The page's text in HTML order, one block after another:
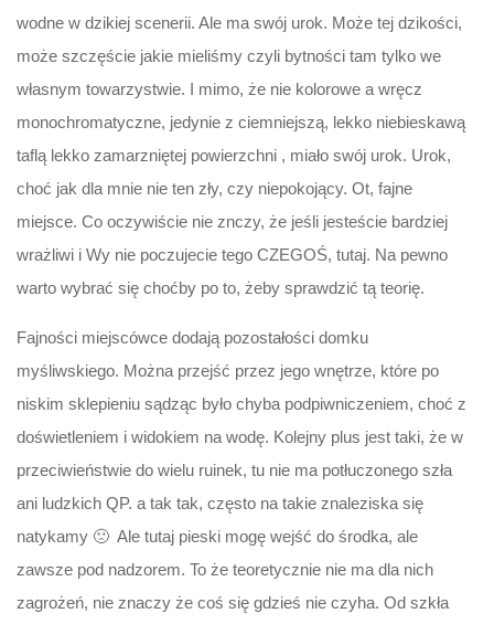
wodne w dzikiej scenerii. Ale ma swój urok. Może tej dzikości,
może szczęście jakie mieliśmy czyli bytności tam tylko we
własnym towarzystwie. I mimo, że nie kolorowe a wręcz
monochromatyczne, jedynie z ciemniejszą, lekko niebieskawą
taflą lekko zamarzniętej powierzchni , miało swój urok. Urok,
choć jak dla mnie nie ten zły, czy niepokojący. Ot, fajne
miejsce. Co oczywiście nie znczy, że jeśli jesteście bardziej
wrażliwi i Wy nie poczujecie tego CZEGOŚ, tutaj. Na pewno
warto wybrać się choćby po to, żeby sprawdzić tą teorię.
Fajności miejscówce dodają pozostałości domku
myśliwskiego. Można przejść przez jego wnętrze, które po
niskim sklepieniu sądząc było chyba podpiwniczeniem, choć z
doświetleniem i widokiem na wodę. Kolejny plus jest taki, że w
przeciwieństwie do wielu ruinek, tu nie ma potłuczonego szła
ani ludzkich QP. a tak tak, często na takie znaleziska się
natykamy 🙁 Ale tutaj pieski mogę wejść do środka, ale
zawsze pod nadzorem. To że teoretycznie nie ma dla nich
zagrożeń, nie znaczy że coś się gdzieś nie czyha. Od szkła